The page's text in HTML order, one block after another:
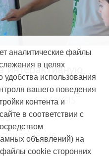
интерактивную
карта #ArcGIS
аналитические файлы
в целях
удобства использования
вашего поведения
контента и
в соответствии с
объявлений) на
cookie сторонних